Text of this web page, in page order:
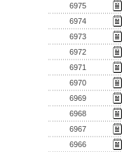
6975
6974
6973
6972
6971
6970
6969
6968
6967
6966